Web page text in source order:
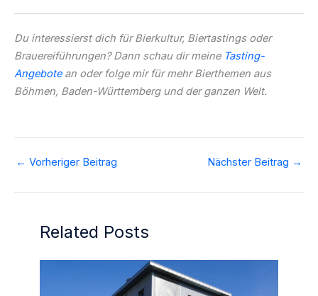
Du interessierst dich für Bierkultur, Biertastings oder
Brauereiführungen? Dann schau dir meine Tasting-
Angebotean oder folge mir für mehr Bierthemen aus
Böhmen, Baden-Württemberg und der ganzen Welt.
← Vorheriger Beitrag Nächster Beitrag →
Related Posts